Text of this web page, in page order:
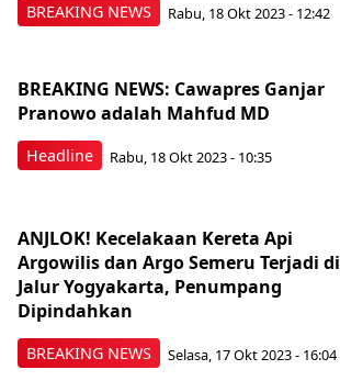
BREAKING NEWS Rabu, 18 Okt 2023 - 12:42
Headline
BREAKING NEWS: Cawapres Ganjar
Pranowo adalah Mahfud MD
Rabu, 18 Okt 2023 - 10:35
BREAKING NEWS
ANJLOK! Kecelakaan Kereta Api
Argowilis dan Argo Semeru Terjadi di
Jalur Yogyakarta, Penumpang
Dipindahkan
Selasa, 17 Okt 2023 - 16:04